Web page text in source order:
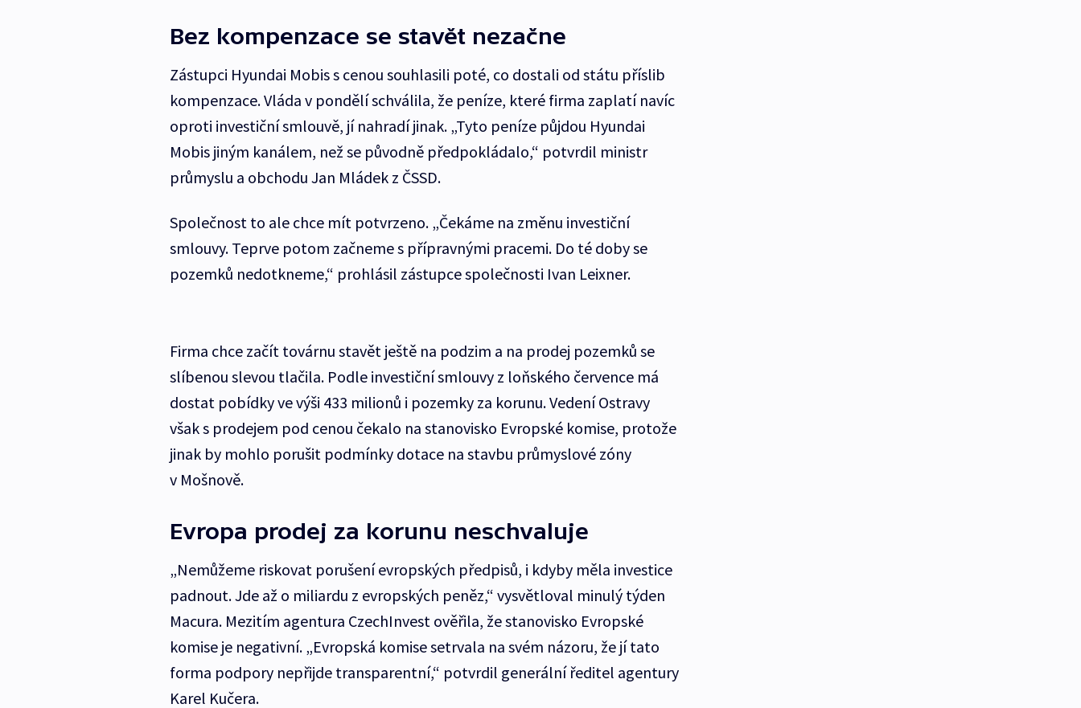
Bez kompenzace se stavět nezačne
Zástupci Hyundai Mobis s cenou souhlasili poté, co dostali od státu příslib
kompenzace. Vláda v pondělí schválila, že peníze, které firma zaplatí navíc
oproti investiční smlouvě, jí nahradí jinak. „Tyto peníze půjdou Hyundai
Mobis jiným kanálem, než se původně předpokládalo,“ potvrdil ministr
průmyslu a obchodu Jan Mládek z ČSSD.
Společnost to ale chce mít potvrzeno. „Čekáme na změnu investiční
smlouvy. Teprve potom začneme s přípravnými pracemi. Do té doby se
pozemků nedotkneme,“ prohlásil zástupce společnosti Ivan Leixner.
Firma chce začít továrnu stavět ještě na podzim a na prodej pozemků se
slíbenou slevou tlačila. Podle investiční smlouvy z loňského července má
dostat pobídky ve výši 433 milionů i pozemky za korunu. Vedení Ostravy
však s prodejem pod cenou čekalo na stanovisko Evropské komise, protože
jinak by mohlo porušit podmínky dotace na stavbu průmyslové zóny
v Mošnově.
Evropa prodej za korunu neschvaluje
„Nemůžeme riskovat porušení evropských předpisů, i kdyby měla investice
padnout. Jde až o miliardu z evropských peněz,“ vysvětloval minulý týden
Macura. Mezitím agentura CzechInvest ověřila, že stanovisko Evropské
komise je negativní. „Evropská komise setrvala na svém názoru, že jí tato
forma podpory nepřijde transparentní,“ potvrdil generální ředitel agentury
Karel Kučera.